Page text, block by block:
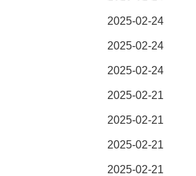
2025-02-24
2025-02-24
2025-02-24
2025-02-21
2025-02-21
2025-02-21
2025-02-21